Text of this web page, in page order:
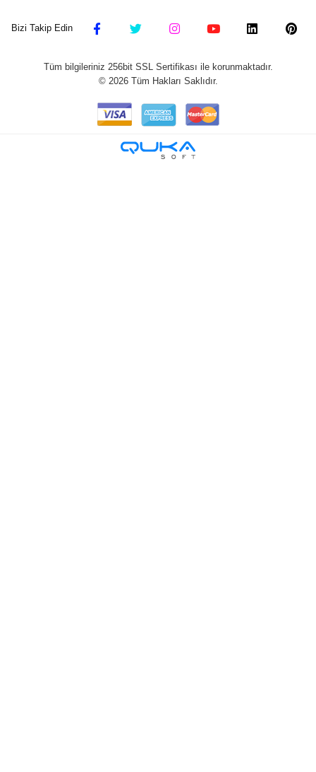
Bizi Takip Edin
Tüm bilgileriniz 256bit SSL Sertifikası ile korunmaktadır.
© 2026Tüm Hakları Saklıdır.